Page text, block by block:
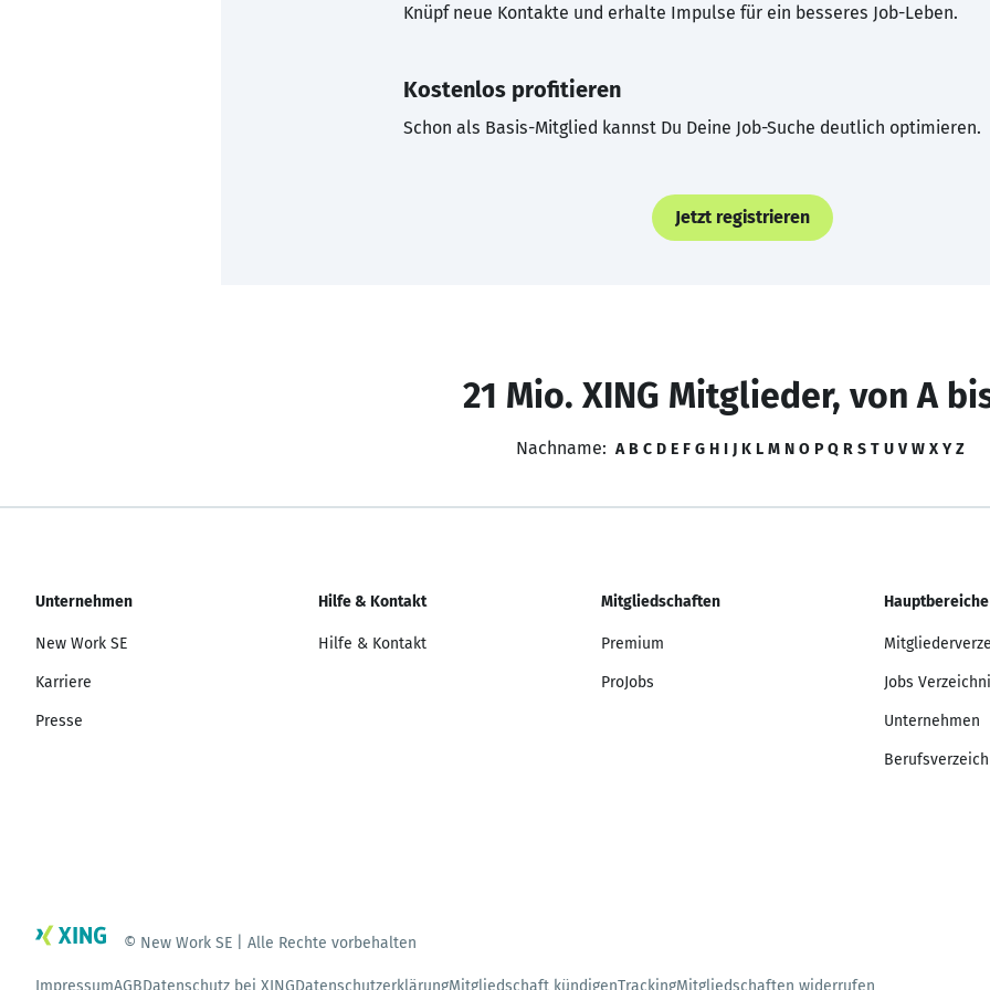
Knüpf neue Kontakte und erhalte Impulse für ein besseres Job-Leben.
Kostenlos profitieren
Schon als Basis-Mitglied kannst Du Deine Job-Suche deutlich optimieren.
Jetzt registrieren
21 Mio. XING Mitglieder, von A
Nachname: A B C D E F G H I J K L M N O P Q R S T U V W X Y Z
Unternehmen
New Work SE
Karriere
Presse
Hilfe & Kontakt
Hilfe & Kontakt
Mitgliedschaften
Premium
ProJobs
Hauptbereiche
Jobs
Unternehmen
© New Work SE | Alle Rechte vorbehalten
ImpressumAGBDatenschutz bei XINGDatenschutzerklärungMitgliedschaft kündigenTrackingMitgliedschaften widerrufen